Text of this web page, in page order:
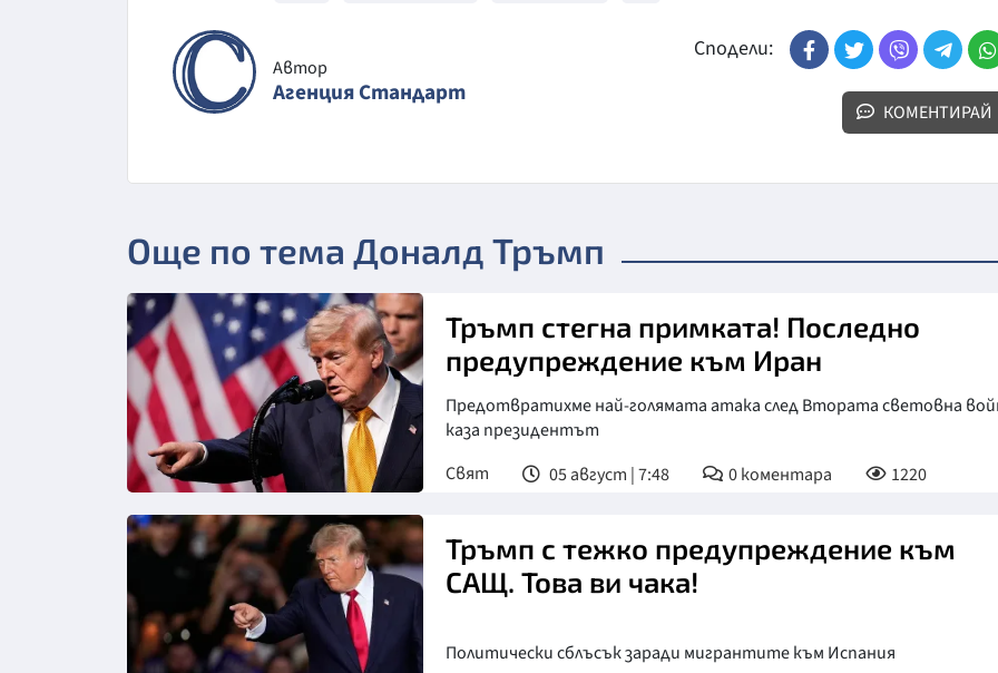
Автор
Агенция Стандарт
Сподели:
КОМЕНТИРАЙ
Още по тема Доналд Тръмп
Снимка: Асошиейтед прес
Тръмп стегна примката! Последно
предупреждение към Иран
Предотвратихме най-голямата атака след Втората световна
каза президентът
Свят
05 август | 7:48 0коментара 1220
Тръмп с тежко предупреждение към
САЩ. Това ви чака!
Политически сблъсък заради мигрантите към Испания